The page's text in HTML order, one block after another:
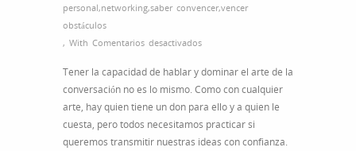
personal,networking,saber convencer,vencer
obstáculos
, With Comentarios desactivadosen
las
riendas
tomando
la
palabra
Tener la capacidad de hablar y dominar el arte de la
conversación no es lo mismo. Como con cualquier
arte, hay quien tiene un don para ello y a quien le
cuesta, pero todos necesitamos practicar si
queremos transmitir nuestras ideas con confianza.